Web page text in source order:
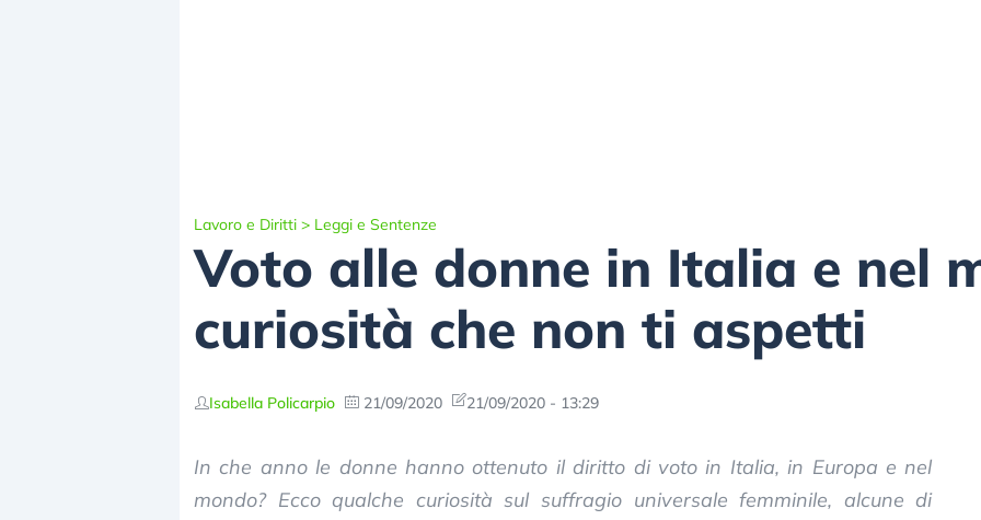
Lavoro e Diritti > Leggi e Sentenze
Voto alle donne in Italia e nel
curiosità che non ti aspetti
Isabella Policarpio 21/09/2020 21/09/2020 - 13:29
In che anno le donne hanno ottenuto il diritto di voto in Italia, in Europa e nel
mondo? Ecco qualche curiosità sul suffragio universale femminile, alcune di